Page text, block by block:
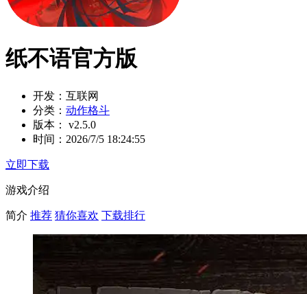
纸不语官方版
开发： 互联网
分类： 动作格斗
版本：
v2.5.0
时间： 2026/7/5 18:24:55
立即下载
游戏介绍
简介 推荐 猜你喜欢 下载排行